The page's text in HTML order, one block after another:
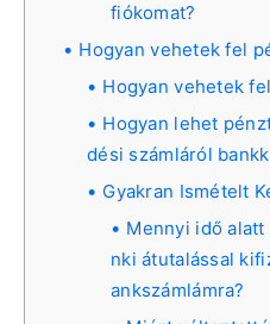
fiókomat?
Hogyan vehetek fel
Hogyan vehetek
Hogyan lehet
dési számláról
Gyakran Ismételt
Mennyi idő
nki átutalással
ankszámlámra?